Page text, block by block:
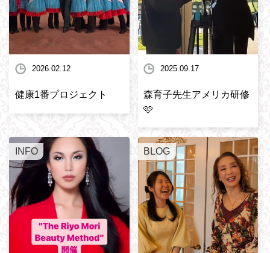
2026.02.12
健康1番プロジェクト
2025.09.17
森育子先生アメリカ研修
🩷
INFO BLOG